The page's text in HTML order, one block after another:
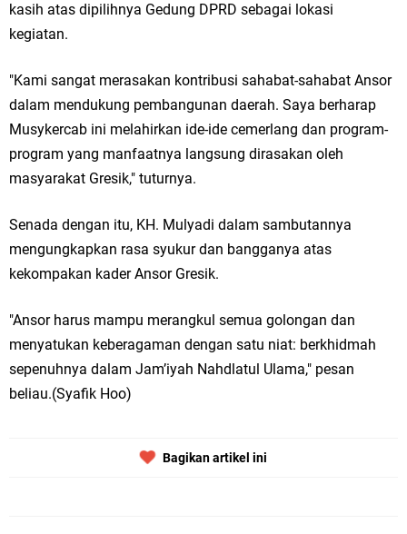
Nila Yani Apresiasi Launching Komunitas Gowes dan Pasar Ahad
Takmir Masjid KH Robbach Ma’sum Gelar Penyembelihan Hewan
Qurban dari Bupati & Kepala DPMPTSP Gresik
Ponpes Himmatul Khoiriyah Gelar Penyembelihan Hewan Qurban dari
Keluarga Besar dr. Titin Ekowati RS Wates Husada Balongpanggang
RT 03 RW 01 Patra Raya Rosewood Cerme Gresik Berbenah dan
Kamis, 6 Agustus
kasih atas dipilihnya Gedung DPRD sebagai lokasi
kegiatan.
"Kami sangat merasakan kontribusi sahabat-sahabat Ansor
dalam mendukung pembangunan daerah. Saya berharap
Musykercab ini melahirkan ide-ide cemerlang dan program-
program yang manfaatnya langsung dirasakan oleh
masyarakat Gresik," tuturnya.
Senada dengan itu, KH. Mulyadi dalam sambutannya
mengungkapkan rasa syukur dan bangganya atas
kekompakan kader Ansor Gresik.
"Ansor harus mampu merangkul semua golongan dan
menyatukan keberagaman dengan satu niat: berkhidmah
sepenuhnya dalam Jam’iyah Nahdlatul Ulama," pesan
beliau.(Syafik Hoo)
Bagikan artikel ini